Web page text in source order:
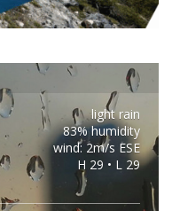
light rain
83% humidity
wind: 2m/s ESE
H 29 • L 29